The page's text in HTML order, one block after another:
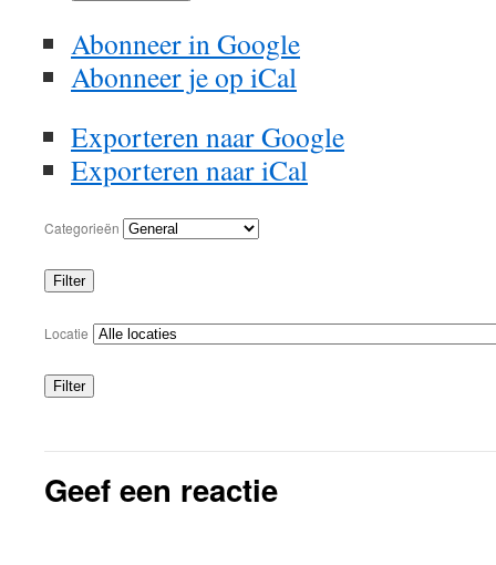
Abonneer inGoogle
Abonneer je op iCal
Exporteren naarGoogle
Exporteren naariCal
Categorieën
Filter
Categorieën
Locatie
Filter
Locaties
Geef een reactie